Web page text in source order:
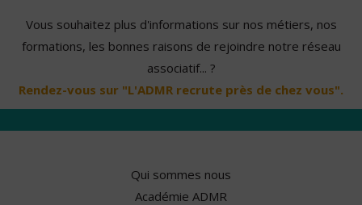
Vous souhaitez plus d'informations sur nos métiers, nos
formations, les bonnes raisons de rejoindre notre réseau
associatif... ?
Rendez-vous sur "L'ADMR recrute près de chez vous".
Qui sommes nous
Académie ADMR